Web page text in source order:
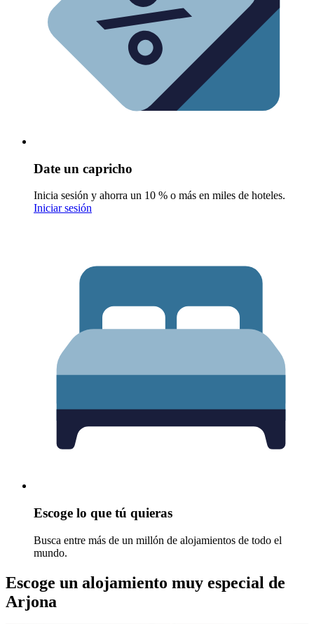
Date un capricho
Inicia sesión y ahorra un 10 % o más en miles de hoteles.
Iniciar sesión
Escoge lo que tú quieras
Busca entre más de un millón de alojamientos de todo el
mundo.
Escoge un alojamiento muy especial de
Arjona